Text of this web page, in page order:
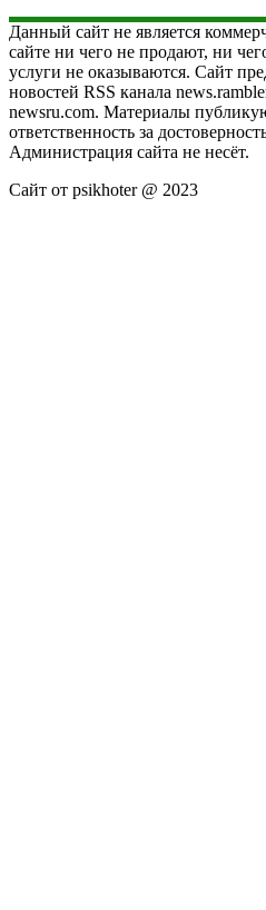
Данный сайт не является
сайте ни чего не продают, ни
услуги не оказываются. Сайт
новостей RSS канала
newsru.com. Материалы
ответственность за
Администрация сайта не несёт.
Сайт от psikhoter @ 2023